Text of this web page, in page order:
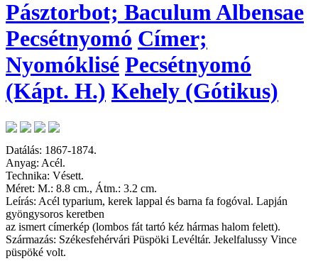
Pásztorbot; Baculum Albensae
Pecsétnyomó Címer;
Nyomóklisé Pecsétnyomó
(Kápt. H.) Kehely (Gótikus)
Datálás: 1867-1874.
Anyag: Acél.
Technika: Vésett.
Méret: M.: 8.8 cm., Átm.: 3.2 cm.
Leírás: Acél typarium, kerek lappal és barna fa fogóval. Lapján
gyöngysoros keretben
az ismert címerkép (lombos fát tartó kéz hármas halom felett).
Származás: Székesfehérvári Püspöki Levéltár. Jekelfalussy Vince
püspöké volt.